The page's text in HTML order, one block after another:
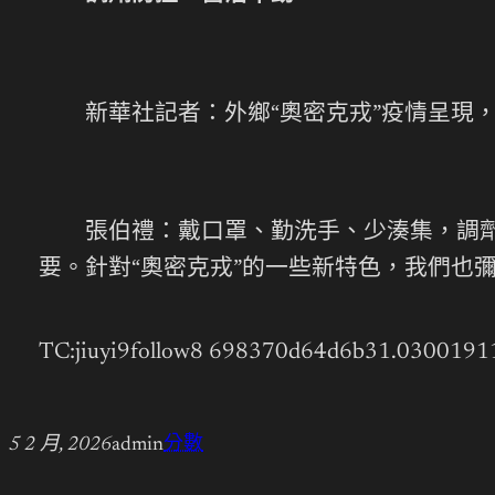
新華社記者：外鄉“奧密克戎”疫情呈現
張伯禮：戴口罩、勤洗手、少湊集，調劑
要。針對“奧密克戎”的一些新特色，我們也
TC:jiuyi9follow8
5 2 月, 2026admin分數